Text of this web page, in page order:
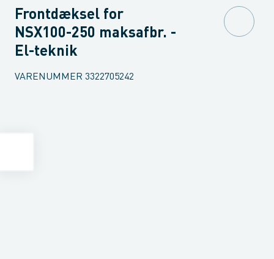
Frontdæksel for
NSX100-250 maksafbr. -
El-teknik
VARENUMMER 3322705242